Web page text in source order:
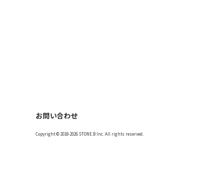
お問い合わせ
Copyright © 2018-2026 STONE.B Inc. All rights reserved.